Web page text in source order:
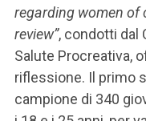
regarding women of
review”, condotti dal
Salute Procreativa,
riflessione. Il primo
campione di 340